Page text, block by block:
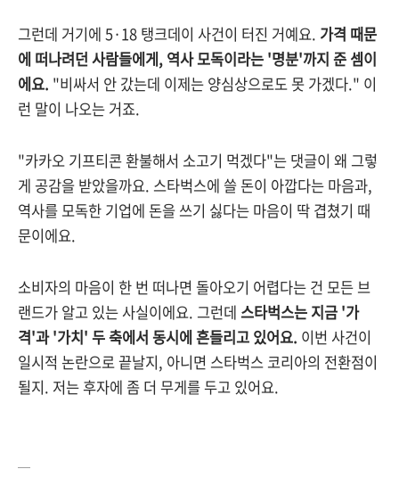
그런데 거기에 5·18 탱크데이 사건이 터진 거예요. 가격 때문
에 떠나려던 사람들에게, 역사 모독이라는 '명분'까지 준 셈이
에요. "비싸서 안 갔는데 이제는 양심상으로도 못 가겠다." 이
런 말이 나오는 거죠.
"카카오 기프티콘 환불해서 소고기 먹겠다"는 댓글이 왜 그렇
게 공감을 받았을까요. 스타벅스에 쓸 돈이 아깝다는 마음과,
역사를 모독한 기업에 돈을 쓰기 싫다는 마음이 딱 겹쳤기 때
문이에요.
소비자의 마음이 한 번 떠나면 돌아오기 어렵다는 건 모든 브
랜드가 알고 있는 사실이에요. 그런데 스타벅스는 지금 '가
격'과 '가치' 두 축에서 동시에 흔들리고 있어요. 이번 사건이
일시적 논란으로 끝날지, 아니면 스타벅스 코리아의 전환점이
될지. 저는 후자에 좀 더 무게를 두고 있어요.
—